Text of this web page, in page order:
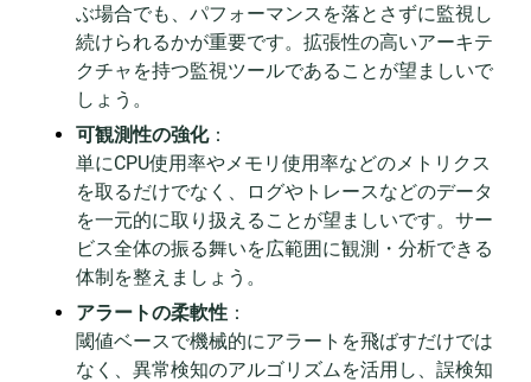
ぶ場合でも、パフォーマンスを落とさずに監視し
続けられるかが重要です。拡張性の高いアーキテ
クチャを持つ監視ツールであることが望ましいで
しょう。
可観測性の強化：
単にCPU使用率やメモリ使用率などのメトリクス
を取るだけでなく、ログやトレースなどのデータ
を一元的に取り扱えることが望ましいです。サー
ビス全体の振る舞いを広範囲に観測・分析できる
体制を整えましょう。
アラートの柔軟性 ：
閾値ベースで機械的にアラートを飛ばすだけでは
なく、異常検知のアルゴリズムを活用し、誤検知